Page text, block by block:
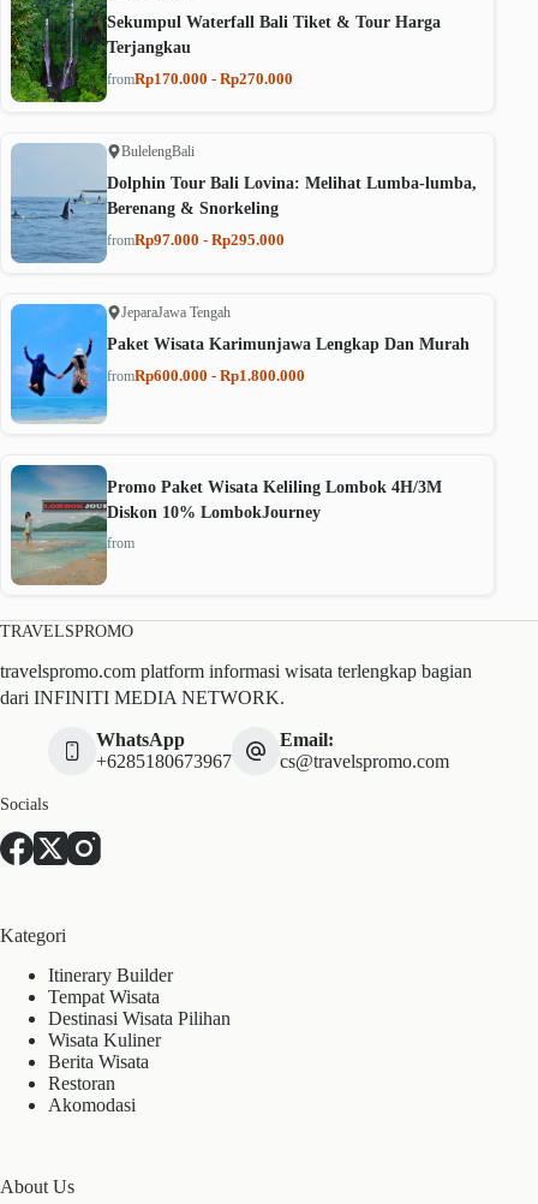
Sekumpul Waterfall Bali Tiket & Tour Harga
Terjangkau
fromRp170.000 - Rp270.000
BulelengBali
Dolphin Tour Bali Lovina: Melihat Lumba-lumba,
Berenang & Snorkeling
fromRp97.000 - Rp295.000
JeparaJawa Tengah
Paket Wisata Karimunjawa Lengkap Dan Murah
fromRp600.000 - Rp1.800.000
Promo Paket Wisata Keliling Lombok 4H/3M
Diskon 10% LombokJourney
from
TRAVELSPROMO
travelspromo.com platform informasi wisata terlengkap bagian
dari INFINITI MEDIA NETWORK.
WhatsApp
+6285180673967
Email:
cs@travelspromo.com
Socials
Kategori
Itinerary Builder
Tempat Wisata
Destinasi Wisata Pilihan
Wisata Kuliner
Berita Wisata
Restoran
Akomodasi
About Us